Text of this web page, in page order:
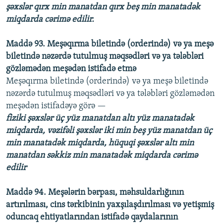
şəxslər qırx min manatdan qırx beş min manatadək
miqdarda cərimə edilir.
Maddə 93. Meşəqırma biletində (orderində) və ya meşə
biletində nəzərdə tutulmuş məqsədləri və ya tələbləri
gözləmədən meşədən istifadə etmə
Meşəqırma biletində (orderində) və ya meşə biletində
nəzərdə tutulmuş məqsədləri və ya tələbləri gözləmədən
meşədən istifadəyə görə —
fiziki şəxslər üç yüz manatdan altı yüz manatadək
miqdarda, vəzifəli şəxslər iki min beş yüz manatdan üç
min manatadək miqdarda, hüquqi şəxslər altı min
manatdan səkkiz min manatadək miqdarda cərimə
edilir
Maddə 94. Meşələrin bərpası, məhsuldarlığının
artırılması, cins tərkibinin yaxşılaşdırılması və yetişmiş
oduncaq ehtiyatlarından istifadə qaydalarının